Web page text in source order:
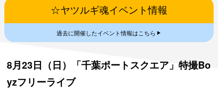
☆ヤツルギ魂イベント情報
過去に開催したイベント情報はこちら▼
8月23日（日）「千葉ポートスクエア」特撮Bo
yzフリーライブ